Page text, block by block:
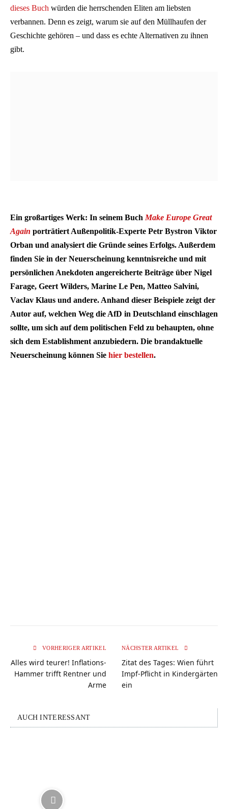
dieses Buch würden die herrschenden Eliten am liebsten
verbannen. Denn es zeigt, warum sie auf den Müllhaufen der
Geschichte gehören – und dass es echte Alternativen zu ihnen
gibt.
Ein großartiges Werk: In seinem Buch Make Europe Great
Again porträtiert Außenpolitik-Experte Petr Bystron Viktor
Orban und analysiert die Gründe seines Erfolgs. Außerdem
finden Sie in der Neuerscheinung kenntnisreiche und mit
persönlichen Anekdoten angereicherte Beiträge über Nigel
Farage, Geert Wilders, Marine Le Pen, Matteo Salvini,
Vaclav Klaus und andere. Anhand dieser Beispiele zeigt der
Autor auf, welchen Weg die AfD in Deutschland einschlagen
sollte, um sich auf dem politischen Feld zu behaupten, ohne
sich dem Establishment anzubiedern. Die brandaktuelle
Neuerscheinung können Sie hier bestellen.
VORHERIGER ARTIKEL
Alles wird teurer! Inflations-
Hammer trifft Rentner und
Arme
NÄCHSTER ARTIKEL
Zitat des Tages: Wien führt
Impf-Pflicht in Kindergärten
ein
AUCH INTERESSANT